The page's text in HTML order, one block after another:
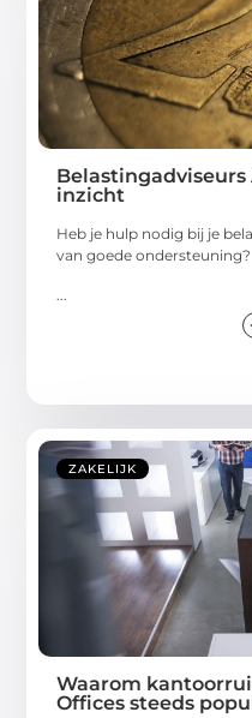
inzicht
Heb je hulp nodig bij je
van goede ondersteuning?
ZAKELIJK
Waarom
Offices steeds